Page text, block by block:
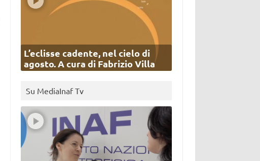
L’eclisse cadente, nel cielo di
agosto. A cura di Fabrizio Villa
Su MediaInaf Tv